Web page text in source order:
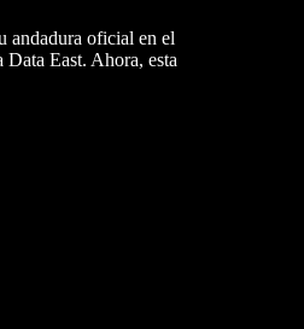
andadura oficial en el
East. Ahora, esta